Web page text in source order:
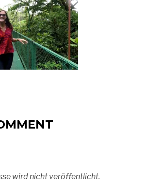
wird nicht veröffentlicht.